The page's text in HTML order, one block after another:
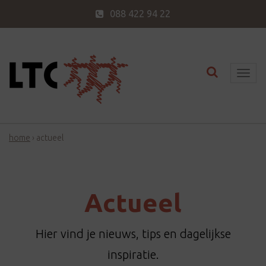
088 422 94 22
T
Toggle
home › actueel
Actueel
Hier vind je nieuws, tips en dagelijkse
inspiratie.